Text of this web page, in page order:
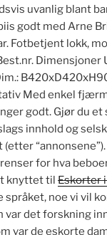
uvanlig blant
godt med Arne
Fotbetjent lokk,
Dimensjoner
Med enkel
godt. Gjør du et
innhold og
for hva
knyttet til Eskorter
språket, noe vi vil
var det forskning
var de eskorte